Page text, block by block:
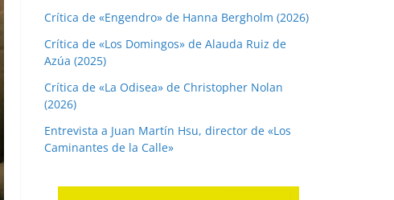
Crítica de «Engendro» de Hanna Bergholm (2026)
Crítica de «Los Domingos» de Alauda Ruiz de
Azúa (2025)
Crítica de «La Odisea» de Christopher Nolan
(2026)
Entrevista a Juan Martín Hsu, director de «Los
Caminantes de la Calle»